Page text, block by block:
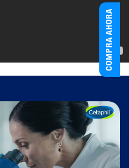
COMPRA AHORA